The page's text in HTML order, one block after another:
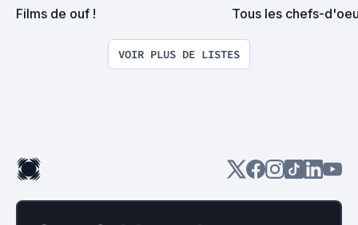
Films de ouf ! Tous les chefs-
VOIR PLUS DE LISTES